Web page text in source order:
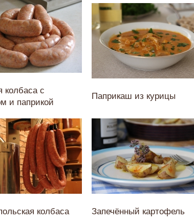
колбаса с
и паприкой
Паприкаш из курицы
колбаса Запечённый картофель